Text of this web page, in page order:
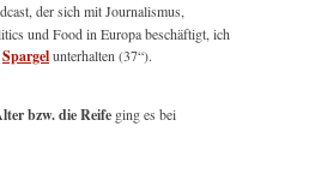
der sich mit Journalismus,
und Food in Europa beschäftigt, ich
Spargelunterhalten (37“).
bzw. die Reife ging es bei